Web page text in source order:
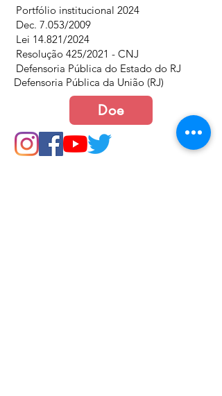
Portfólio institucional 2024
Dec. 7.053/2009
Lei 14.821/2024
Resolução 425/2021 - CNJ
Defensoria Pública do Estado do RJ
Defensoria Pública da União (RJ)
Doe